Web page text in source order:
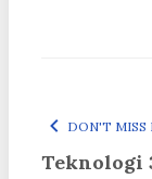
DON'T MISS
Teknologi